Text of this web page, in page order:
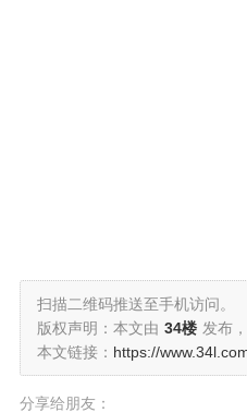
扫描二维码推送至手机访问。
版权声明：本文由 34楼 发布
本文链接： https://
分享给朋友：